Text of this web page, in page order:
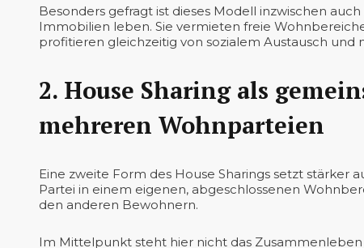
Besonders gefragt ist dieses Modell inzwischen
Immobilien leben. Sie vermieten freie
profitieren gleichzeitig von sozialem Austausch
2. House Sharing als
mehreren Wohnparteien
Eine zweite Form des House Sharings setzt stärker
Partei in einem eigenen, abgeschlossenen
den anderen Bewohnern.
Im Mittelpunkt steht hier nicht das